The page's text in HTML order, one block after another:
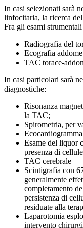
In casi selezionati sarà
linfocitaria, la ricerca
Fra gli esami
Radiografia del
Ecografia addome
TAC torace-
In casi particolari sarà
diagnostiche:
Risonanza
la TAC;
Spirometria, per
Esame del liquor
presenza di
TAC cerebrale
Scintigrafia con
generalmente
completamento
persistenza di
residuate alla
Laparotomia
intervento